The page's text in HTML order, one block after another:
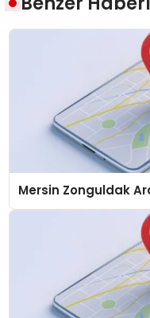
Mersin Zonguldak